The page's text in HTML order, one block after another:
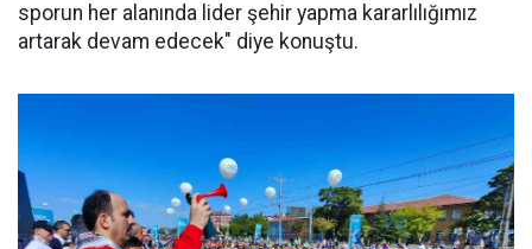
sporun her alanında lider şehir yapma kararlılığımız
artarak devam edecek" diye konuştu.